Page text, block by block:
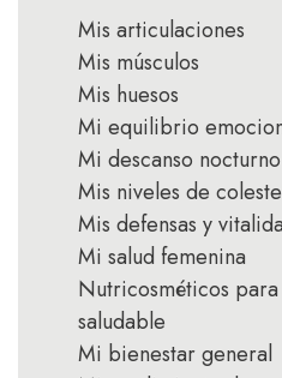
Mis articulaciones
Mis músculos
Mis huesos
Mi equilibrio
Mi descanso nocturno
Mis niveles de
Mis defensas y
Mi salud femenina
Nutricosméticos
saludable
Mi bienestar general